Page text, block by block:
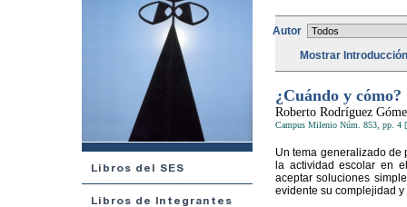
Autor
Mostrar
¿Cuándo y cómo?
Roberto Rodríguez
Campus Milenio Núm. 853, pp. 4
Un tema generalizado de
la actividad escolar en
aceptar soluciones
evidente su complejidad